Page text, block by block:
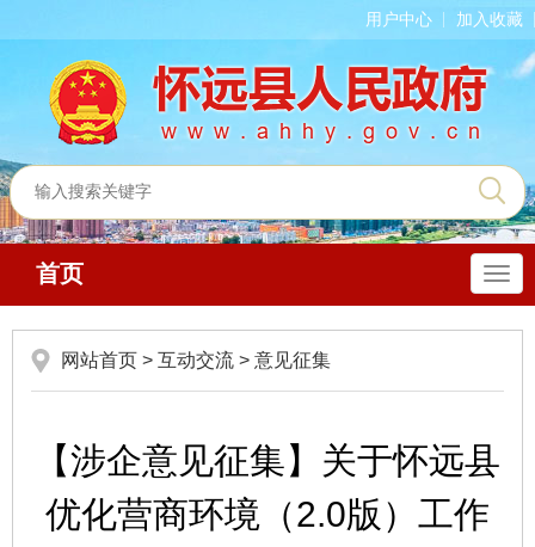
用户中心 加入收藏
导
航
首页
网站首页 > 互动交流 > 意见征集
【涉企意见征集】关于怀远县
优化营商环境（2.0版）工作